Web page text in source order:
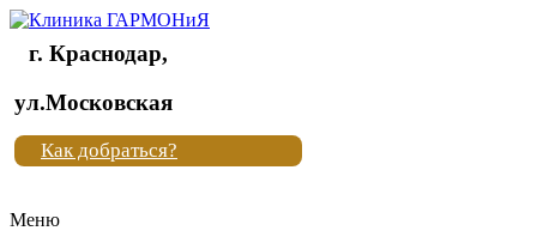
Клиника
"Новая
жизнь"
Клиника
г. Краснодар,
ул.Московская
Как добраться?
Меню